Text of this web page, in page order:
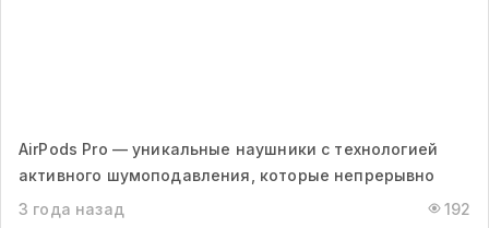
AirPods Pro — уникальные наушники с технологией
активного шумоподавления, которые непрерывно
3 года назад
192